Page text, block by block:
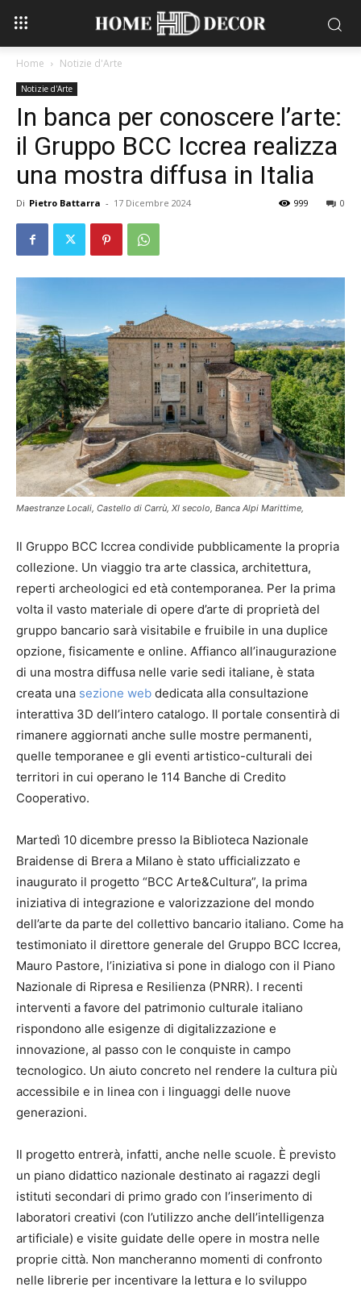
Home Notizie d'Arte
Notizie d'Arte
In banca per conoscere l’arte:
il Gruppo BCC Iccrea realizza
una mostra diffusa in Italia
Di Pietro Battarra - 17 Dicembre 2024 0
999
Maestranze Locali, Castello di Carrù, XI secolo, Banca Alpi Marittime,
Il Gruppo BCC Iccrea condivide pubblicamente la propria
collezione. Un viaggio tra arte classica, architettura,
reperti archeologici ed età contemporanea. Per la prima
volta il vasto materiale di opere d’arte di proprietà del
gruppo bancario sarà visitabile e fruibile in una duplice
opzione, fisicamente e online. Affianco all’inaugurazione
di una mostra diffusa nelle varie sedi italiane, è stata
creata una sezione web dedicata alla consultazione
interattiva 3D dell’intero catalogo. Il portale consentirà di
rimanere aggiornati anche sulle mostre permanenti,
quelle temporanee e gli eventi artistico-culturali dei
territori in cui operano le 114 Banche di Credito
Cooperativo.
Martedì 10 dicembre presso la Biblioteca Nazionale
Braidense di Brera a Milano è stato ufficializzato e
inaugurato il progetto “BCC Arte&Cultura”, la prima
iniziativa di integrazione e valorizzazione del mondo
dell’arte da parte del collettivo bancario italiano. Come ha
testimoniato il direttore generale del Gruppo BCC Iccrea,
Mauro Pastore, l’iniziativa si pone in dialogo con il Piano
Nazionale di Ripresa e Resilienza (PNRR). I recenti
interventi a favore del patrimonio culturale italiano
rispondono alle esigenze di digitalizzazione e
innovazione, al passo con le conquiste in campo
tecnologico. Un aiuto concreto nel rendere la cultura più
accessibile e in linea con i linguaggi delle nuove
generazioni.
Il progetto entrerà, infatti, anche nelle scuole. È previsto
un piano didattico nazionale destinato ai ragazzi degli
istituti secondari di primo grado con l’inserimento di
laboratori creativi (con l’utilizzo anche dell’intelligenza
artificiale) e visite guidate delle opere in mostra nelle
proprie città. Non mancheranno momenti di confronto
nelle librerie per incentivare la lettura e lo sviluppo